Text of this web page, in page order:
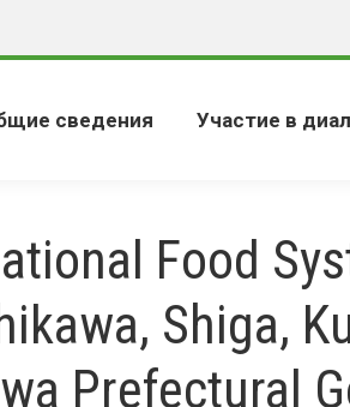
сведения Участие в
Food
Shiga,
Prefectural